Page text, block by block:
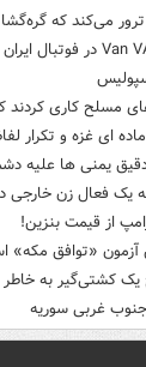
می‌کند که
مسلح کاری کردند
یمنی ها علیه
فعال زن خارجی
از قیمت بنزین!
آزمون «توافق مکه»
یک کشتی‌گیر به
غربی سوریه